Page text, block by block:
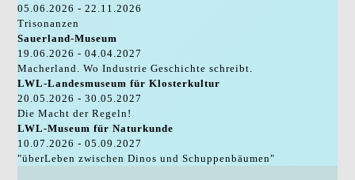
05.06.2026 - 22.11.2026
Trisonanzen
Sauerland-Museum
19.06.2026 - 04.04.2027
Macherland. Wo Industrie Geschichte schreibt.
LWL-Landesmuseum für Klosterkultur
20.05.2026 - 30.05.2027
Die Macht der Regeln!
LWL-Museum für Naturkunde
10.07.2026 - 05.09.2027
"überLeben zwischen Dinos und Schuppenbäumen"